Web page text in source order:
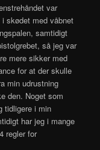
var
skødet med våbnet
samtidigt
så jeg var
mere sikker med
for at der skulle
min udrustning
den. Noget som
tidligere i min
har jeg i mange
regler for